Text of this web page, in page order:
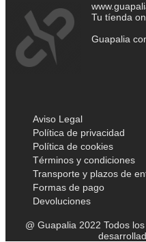
Tu tíenda
Guapalia
Aviso Legal
Política de privacidad
Política de cookies
Términos y condiciones
Transporte y plazos de
Formas de pago
Devoluciones
@ Guapalia 2022 Todos